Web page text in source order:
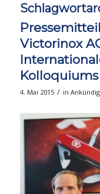
Victorinox
Kolloquiums
4. Mai 2015 / in